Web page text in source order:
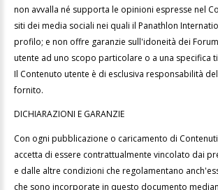
non avvalla né supporta le opinioni espresse nel
siti dei media sociali nei quali il Panathlon
profilo; e non offre garanzie sull'idoneità dei
utente ad uno scopo particolare o a una specifica
Il Contenuto utente è di esclusiva responsabilità
fornito.
DICHIARAZIONI E GARANZIE
Con ogni pubblicazione o caricamento di
accetta di essere contrattualmente vincolato dai
e dalle altre condizioni che regolamentano
che sono incorporate in questo documento